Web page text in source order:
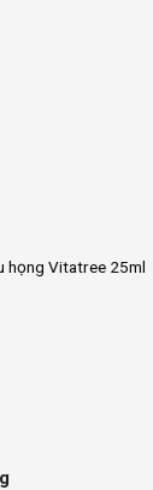
họng Vitatree 25ml